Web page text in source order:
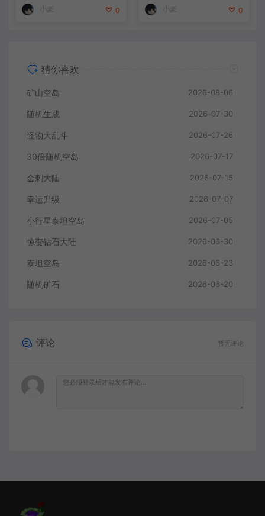
小豪 0 小豪 0
猜你喜欢
矿山空岛 2026-08-06
随机生成 2026-07-30
怪物大乱斗 2026-07-26
30倍随机空岛 2026-07-17
金刺大陆 2026-07-15
幸运升级 2026-07-07
小行星泰坦空岛 2026-07-05
惊变钻石大陆 2026-06-30
泰坦空岛 2026-06-23
随机矿石 2026-06-20
评论 暂无评论